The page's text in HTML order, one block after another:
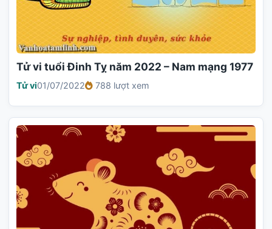
Tử vi tuổi Đinh Tỵ năm 2022 – Nam mạng 1977
Tử vi01/07/2022 788 lượt xem